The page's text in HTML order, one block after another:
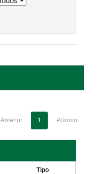
Anterior 1 Póximo
Tipo